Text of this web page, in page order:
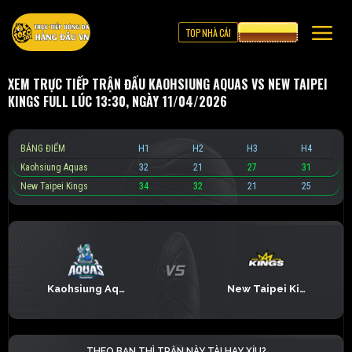
TOP NHÀ CÁI CƯỢC 8XBET
XEM TRỰC TIẾP TRẬN ĐẤU KAOHSIUNG AQUAS VS NEW TAIPEI
KINGS FULL LÚC 13:30, NGÀY 11/04/2026
BẢNG ĐIỂM H1 H2 H3
H4
Kaohsiung Aquas
32 21 27
31
New Taipei Kings
34 32 21 25
Kaohsiung Aquas New Taipei Kings